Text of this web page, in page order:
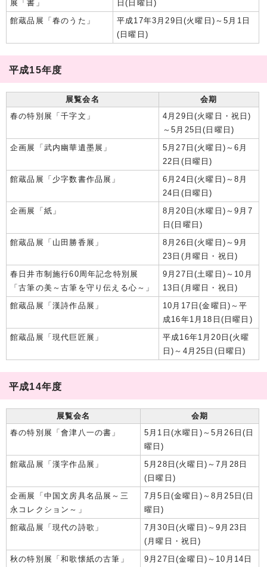
展「書」
日(日曜日)
館蔵品展「春のうた」
平成17年3月29日(火曜日)～5月1日
(日曜日)
平成15年度
展覧会名
会期
春の特別展「千字文」
4月29日(火曜日・祝日)
～5月25日(日曜日)
企画展「武内幽華遺墨展」
5月27日(火曜日)～6月
22日(日曜日)
館蔵品展「少字数書作品展」
6月24日(火曜日)～8月
24日(日曜日)
企画展「紙」
8月20日(水曜日)～9月7
日(日曜日)
館蔵品展「山田勝香展」
8月26日(火曜日)～9月
23日(月曜日・祝日)
春日井市制施行60周年記念特別展
「古筆の美～古筆を守り伝える心～」
9月27日(土曜日)～10月
13日(月曜日・祝日)
館蔵品展「漢詩作品展」
10月17日(金曜日)～平
成16年1月18日(日曜日)
館蔵品展「現代巨匠展」
平成16年1月20日(火曜
日)～4月25日(日曜日)
平成14年度
展覧会名
会期
春の特別展「會津八一の書」
5月1日(水曜日)～5月26日(日
曜日)
館蔵品展「漢字作品展」
5月28日(火曜日)～7月28日
(日曜日)
企画展「中国文房具名品展～三
永コレクション～」
7月5日(金曜日)～8月25日(日
曜日)
館蔵品展「現代の詩歌」
7月30日(火曜日)～9月23日
(月曜日・祝日)
秋の特別展「和歌懐紙の古筆」
9月27日(金曜日)～10月14日